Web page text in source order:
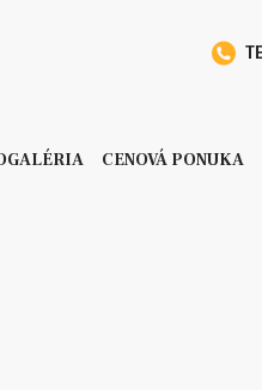
CENOVÁ PONUKA